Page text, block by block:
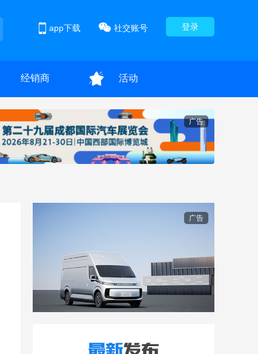
登录
社交账号
app下载
经销商 活动
广告
广告